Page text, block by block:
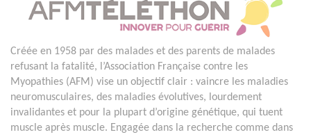
Créée en 1958 par des malades et des parents de malades
refusant la fatalité, l’Association Française contre les
Myopathies (AFM) vise un objectif clair : vaincre les maladies
neuromusculaires, des maladies évolutives, lourdement
invalidantes et pour la plupart d’origine génétique, qui tuent
muscle après muscle. Engagée dans la recherche comme dans